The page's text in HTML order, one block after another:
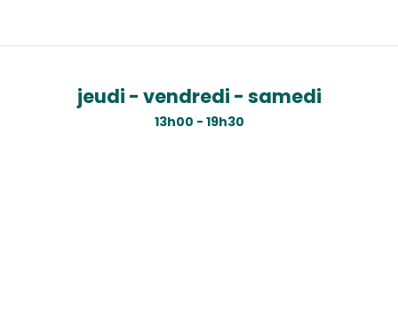
jeudi - vendredi - samedi
13h00 - 19h30